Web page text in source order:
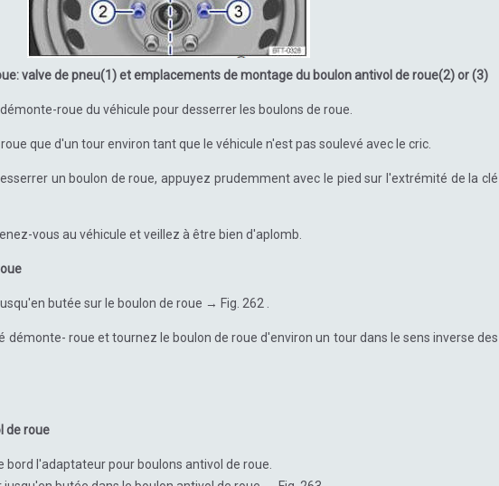
valve de pneu(1) et emplacements de montage du boulon antivol de roue(2) or (3)
roue du véhicule pour desserrer les boulons de roue.
que d'un tour environ tant que le véhicule n'est pas soulevé avec le cric.
un boulon de roue, appuyez prudemment avec le pied sur l'extrémité de la clé
vous au véhicule et veillez à être bien d'aplomb.
butée sur le boulon de roue → Fig. 262 .
démonte- roue et tournez le boulon de roue d'environ un tour dans le sens inverse des
de roue
bord l'adaptateur pour boulons antivol de roue.